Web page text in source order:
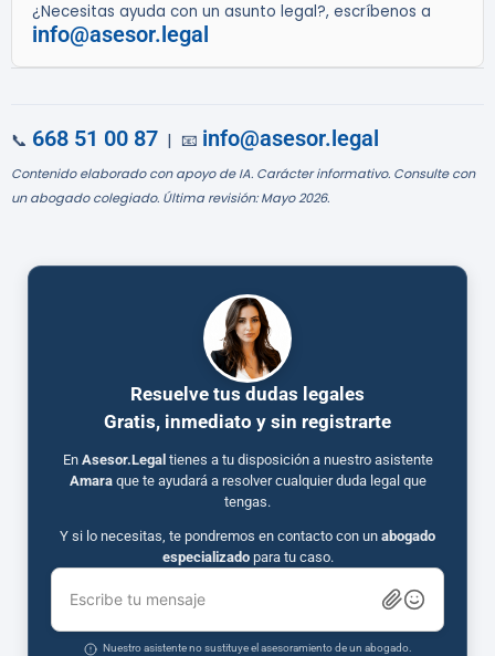
¿Necesitas ayuda con un asunto legal?, escríbenos a
info@asesor.legal
📞 668 51 00 87 | 📧 info@asesor.legal
Contenido elaborado con apoyo de IA. Carácter informativo. Consulte con
un abogado colegiado. Última revisión: Mayo 2026.
Resuelve tus dudas legales
Gratis, inmediato y sin registrarte
En Asesor.Legal tienes a tu disposición a nuestro asistente
Amaraque te ayudará a resolver cualquier duda legal que
tengas.
Y si lo necesitas, te pondremos en contacto con un abogado
especializadopara tu caso.
Escribe tu mensaje
Nuestro asistente no sustituye el asesoramiento de un abogado.